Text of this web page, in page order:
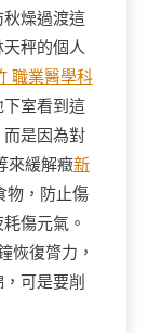
燥過渡這
秤的個人
職業醫學科
室看到這
是因為對
來緩解癥新
物，防止傷
傷元氣。
恢復膂力，
可是要削